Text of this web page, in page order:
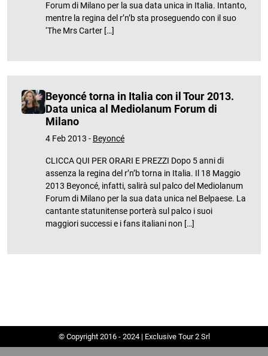
Forum di Milano per la sua data unica in Italia. Intanto,
mentre la regina del r’n’b sta proseguendo con il suo
‘The Mrs Carter […]
Beyoncé torna in Italia con il Tour 2013.
Data unica al Mediolanum Forum di
Milano
4 Feb 2013 - Beyoncé
CLICCA QUI PER ORARI E PREZZI Dopo 5 anni di
assenza la regina del r’n’b torna in Italia. Il 18 Maggio
2013 Beyoncé, infatti, salirà sul palco del Mediolanum
Forum di Milano per la sua data unica nel Belpaese. La
cantante statunitense porterà sul palco i suoi
maggiori successi e i fans italiani non […]
© Copyright 2016 - 2024 | Exclusive Tour 2 Srl